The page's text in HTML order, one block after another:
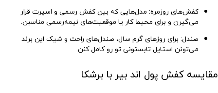
کفش‌های روزمره: مدل‌هایی که بین کفش رسمی و اسپرت قرار
می‌گیرن و برای محیط کار یا موقعیت‌های نیمه‌رسمی مناسبن.
صندل: برای روزهای گرم سال، صندل‌های راحت و شیک این برند
می‌تونن استایل تابستونی تو رو کامل کنن.
مقایسه کفش پول اند بیر با برشکا